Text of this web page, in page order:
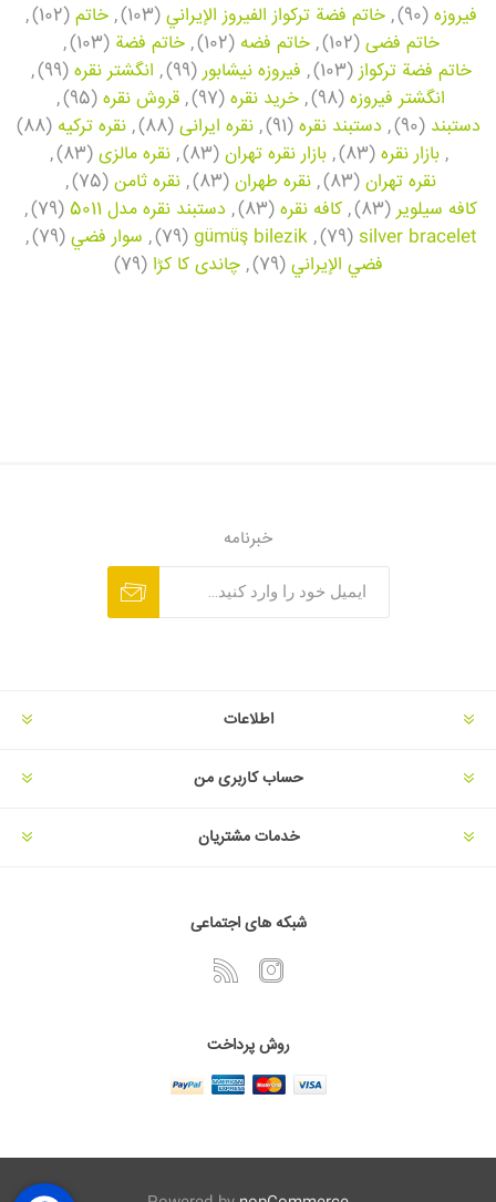
فیروزه (90)
, خاتم فضة تركواز الفيروز الإيراني (103)
, خاتم (102)
,
خاتم فضی (102)
, خاتم فضه (102)
, خاتم فضة (103)
,
خاتم فضة تركواز (103)
, فیروزه نیشابور (99)
, انگشتر نقره (99)
,
انگشتر فیروزه (98)
, خرید نقره (97)
, قروش نقره (95)
,
دستبند (90)
, دستبند نقره (91)
, نقره ایرانی (88)
, نقره ترکیه (88)
, بازار نقره (83)
, بازار نقره تهران (83)
, نقره مالزی (83)
,
نقره تهران (83)
, نقره طهران (83)
, نقره ثامن (75)
,
کافه سیلویر (83)
, کافه نقره (83)
, دستبند نقره مدل 5011 (79)
,
silver bracelet
(79)
,
gümüş bilezik
(79)
, سوار فضي (79)
,
فضي الإيراني (79)
, چاندی کا کڑا (79)
خبرنامه
اطلاعات
حساب کاربری من
خدمات مشتریان
شبکه های اجتماعی
روش پرداخت